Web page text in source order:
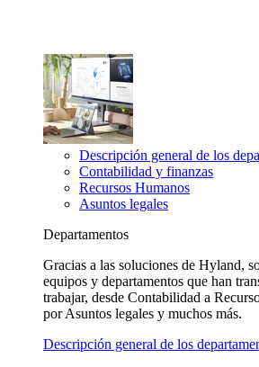
Descripción general de los
Contabilidad y finanzas
Recursos Humanos
Asuntos legales
Departamentos
Gracias a las soluciones de Hyland,
equipos y departamentos que han
trabajar, desde Contabilidad a
por Asuntos legales y muchos más.
Descripción general de los